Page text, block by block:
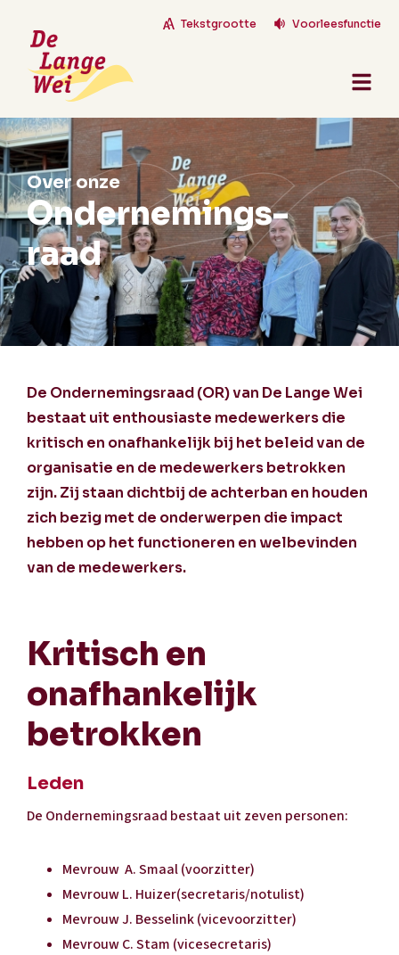
Tekstgrootte Voorleesfunctie
Over onze
Ondernemings­
raad
De Ondernemingsraad (OR) van De Lange Wei
bestaat uit enthousiaste medewerkers die
kritisch en onafhankelijk bij het beleid van de
organisatie en de medewerkers betrokken
zijn. Zij staan dichtbij de achterban en houden
zich bezig met de onderwerpen die impact
hebben op het functioneren en welbevinden
van de medewerkers.
Kritisch en
onafhankelijk
betrokken
Leden
De Ondernemingsraad bestaat uit zeven personen:
Mevrouw A. Smaal (voorzitter)
Mevrouw L. Huizer(secretaris/notulist)
Mevrouw J. Besselink (vicevoorzitter)
Mevrouw C. Stam (vicesecretaris)